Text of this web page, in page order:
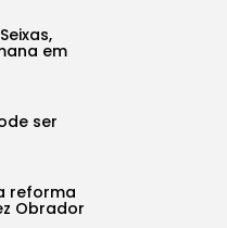
em
ser
reforma
Obrador